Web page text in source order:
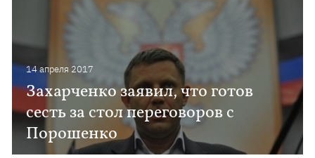
14 апреля 2017
Захарченко заявил, что готов
сесть за стол переговоров с
Порошенко